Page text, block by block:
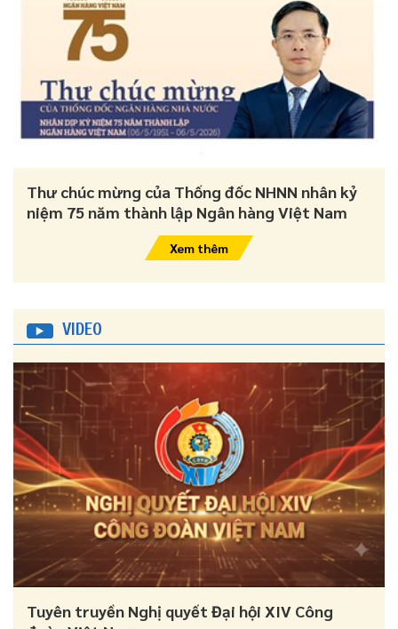
Thư chúc mừng của Thống đốc NHNN nhân kỷ
niệm 75 năm thành lập Ngân hàng Việt Nam
Xem thêm
VIDEO
Tuyên truyền Nghị quyết Đại hội XIV Công